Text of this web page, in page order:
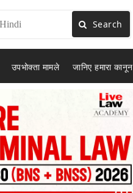
Search
उपभोक्ता मामले जानिए हमारा कानून